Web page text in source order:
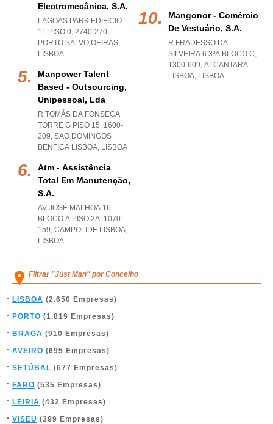
Electromecânica, S.a.
LAGOAS PARK EDIFÍCIO
11 PISO 0, 2740-270,
PORTO SALVO OEIRAS,
LISBOA
Manpower Talent
Based - Outsourcing,
Unipessoal, Lda
R TOMÁS DA FONSECA
TORRE G PISO 15, 1600-
209, SAO DOMINGOS
BENFICA LISBOA, LISBOA
Atm - Assistência
Total Em Manutenção,
S.a.
AV JOSÉ MALHOA 16
BLOCO A PISO 2A, 1070-
159, CAMPOLIDE LISBOA,
LISBOA
Mangonor - Comércio
De Vestuário, S.a.
R FRADESSO DA
SILVEIRA 6 3ºA BLOCO C,
1300-609, ALCANTARA
LISBOA, LISBOA
Filtrar "Just Man" por Concelho
LISBOA (2.650 Empresas)
PORTO (1.819 Empresas)
BRAGA (910 Empresas)
AVEIRO (695 Empresas)
SETÚBAL (677 Empresas)
FARO (535 Empresas)
LEIRIA (432 Empresas)
VISEU (399 Empresas)